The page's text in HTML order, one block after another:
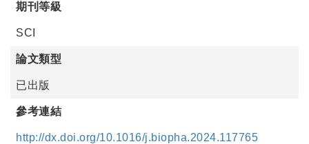
期刊等級
SCI
論文類型
已出版
參考連結
http://dx.doi.org/10.1016/j.biopha.2024.117765